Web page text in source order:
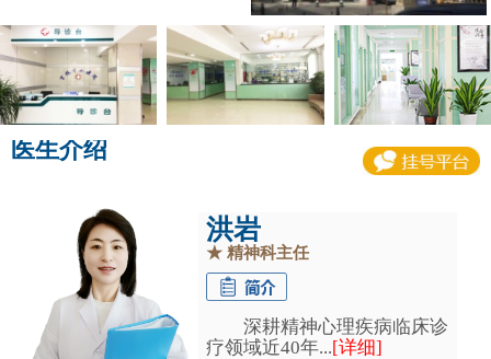
医生介绍
王荣
★ 主任医师
深耕精神心理疾病临床诊
疗领域近40年...[详细]